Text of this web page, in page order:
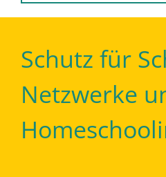
Schutz für
Netzwerke